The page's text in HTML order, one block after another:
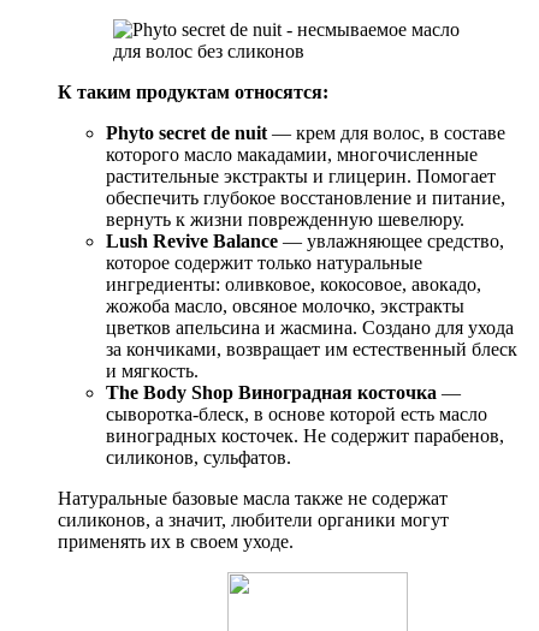
К таким продуктам относятся:
Phyto secret de nuit — крем для волос, в составе
которого масло макадамии, многочисленные
растительные экстракты и глицерин. Помогает
обеспечить глубокое восстановление и питание,
вернуть к жизни поврежденную шевелюру.
Lush Revive Balance — увлажняющее средство,
которое содержит только натуральные
ингредиенты: оливковое, кокосовое, авокадо,
жожоба масло, овсяное молочко, экстракты
цветков апельсина и жасмина. Создано для ухода
за кончиками, возвращает им естественный блеск
и мягкость.
The Body Shop Виноградная косточка —
сыворотка-блеск, в основе которой есть масло
виноградных косточек. Не содержит парабенов,
силиконов, сульфатов.
Натуральные базовые масла также не содержат
силиконов, а значит, любители органики могут
применять их в своем уходе.